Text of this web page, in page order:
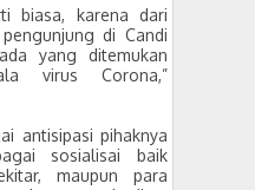
biasa, karena dari
di Candi
yang ditemukan
virus Corona,”
antisipasi pihaknya
sosialisai baik
maupun para